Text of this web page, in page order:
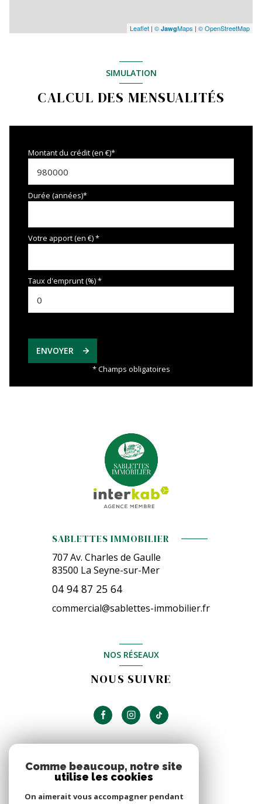
Leaflet | © JawgMaps | © OpenStreetMap
SIMULATION
CALCUL DES MENSUALITÉS
Montant du crédit (en €)*
Durée (années)*
Votre apport (en €) *
Taux d'emprunt (%) *
ENVOYER
* Champs obligatoires
SABLETTES IMMOBILIER
707 Av. Charles de Gaulle
83500 La Seyne-sur-Mer
04 94 87 25 64
commercial@sablettes-immobilier.fr
NOS RÉSEAUX
NOUS SUIVRE
NOUS ADHÉRONS
Comme beaucoup, notre site
utilise les cookies
On aimerait vous accompagner pendant